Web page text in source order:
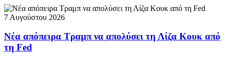
7 Αυγούστου 2026
Νέα απόπειρα Τραμπ να απολύσει τη Λίζα Κουκ από
τη Fed